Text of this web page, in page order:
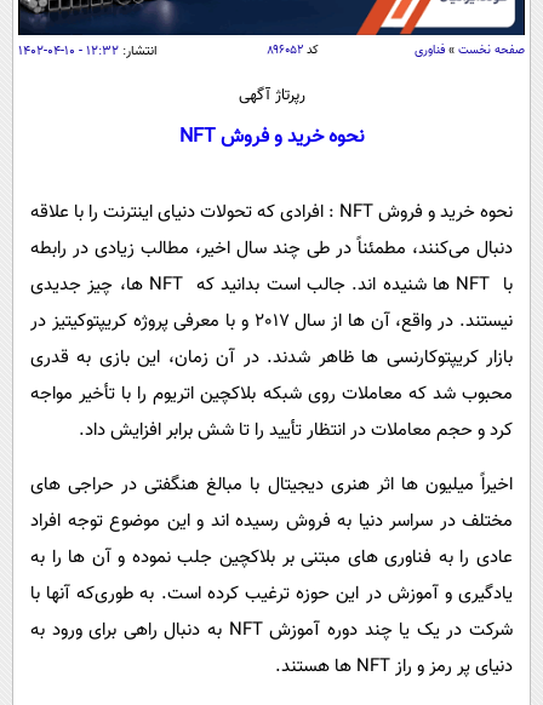
اقتصاد
اقتصادی
خودرو
جامعه
اجتماعی
سلامت
یک برش دانایی
محیط زیست
سفر و تفریح
ورزشی
سیاست خارجی
فرهنگ و هنر
علم و دانش
فناوری و It
اخبار کریپتو
قرآن
باشگاه مغز
فیلم
اقتصاد
سرگرمی
فناوری
گوناگون
عصر ایران 2
پیامک
روانشناسی
آشپزی
صفحه نخست » فناوری کد ۸۹۶۰۵۲ انتشار: ۱۲:۳۲ - ۱۰-۰۴-۱۴۰۲
رپرتاژ آگهی
نحوه خرید و فروش NFT
نحوه خرید و فروش NFT : افرادی که تحولات دنیای اینترنت را با علاقه
دنبال می‌کنند، مطمئناً در طی چند سال اخیر، مطالب زیادی در رابطه
با NFT ها شنیده اند. جالب است بدانید که NFT‌ ها، چیز جدیدی
نیستند. در واقع، آن ها از سال 2017 و با معرفی پروژه کریپتوکیتیز در
بازار کریپتوکارنسی‌ ها ظاهر شدند. در آن زمان، این بازی به قدری
محبوب شد که معاملات روی شبکه بلاکچین اتریوم را با تأخیر مواجه
کرد و حجم معاملات در انتظار تأیید را تا شش برابر افزایش داد.
اخیراً میلیون ها اثر هنری دیجیتال با مبالغ هنگفتی در حراجی های
مختلف در سراسر دنیا به فروش رسیده اند و این موضوع توجه افراد
عادی را به فناوری های مبتنی بر بلاکچین جلب نموده و آن ها را به
یادگیری و آموزش در این حوزه ترغیب کرده است. به طوری‌که آنها با
شرکت در یک یا چند دوره آموزش NFT به دنبال راهی برای ورود به
دنیای پر رمز و راز NFT‌ ها هستند.